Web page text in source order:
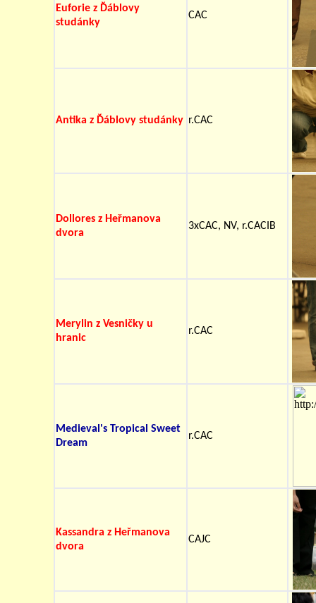
Euforie z Ďáblovy
studánky
CAC
Antika z Ďáblovy studánky r.CAC
Dollores z Heřmanova
dvora
3xCAC, NV, r.CACIB
Merylin z Vesničky u
hranic
r.CAC
Medieval's Tropical Sweet
Dream
r.CAC
Kassandra z Heřmanova
dvora
CAJC